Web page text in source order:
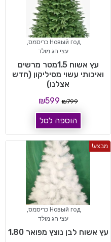
Новый год כריסמס
,
עצי חג מולד
עץ אשוח 1.5מטר מרשים
ואיכותי עשוי מסיליקון (חדש
אצלנו)
₪799
₪599
הוספה לסל
מבצע!
Новый год כריסמס
,
עצי חג מולד
עץ אשוח לבן נוצץ מפואר 1.80